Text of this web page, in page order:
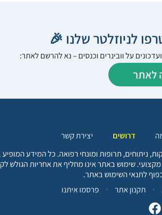
לניוזלטר שלנו 🎉
על וובינרים וכנסים – נא להרשם לאתר:
לאתר
דרושים
יצירת קשר
ניתוחים, תרופות ומונחי רפואה. כל המידע
מקצועי. שימוש באתר אינו מחליף את אחריות הגולש
לתנאי השימוש באתר.
תקנון אתר פרסמו איתנו